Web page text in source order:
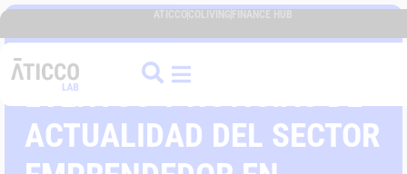
ATICCO COLIVING FINANCE HUB
EVENTOS Y NOTICIAS DE
ACTUALIDAD DEL SECTOR